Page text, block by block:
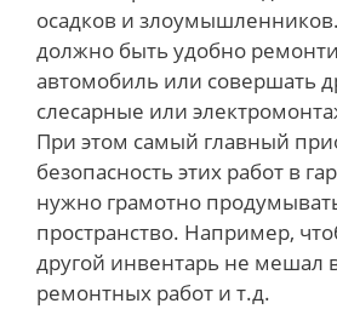
осадков и
должно быть удобно
автомобиль или совершать
слесарные или
При этом самый главный
безопасность этих работ в
нужно грамотно
пространство. Например,
другой инвентарь не мешал
ремонтных работ и т.д.